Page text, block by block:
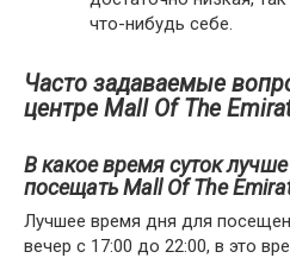
что-нибудь себе.
Часто задаваемые
центре Mall Of The
В какое время суток лучше
посещать Mall Of The
Лучшее время дня для
вечер с 17:00 до 22:00, в это